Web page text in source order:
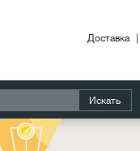
Доставка
Искать